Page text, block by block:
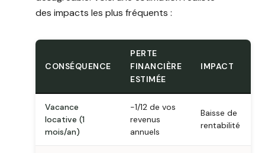
des impacts les plus fréquents :
CONSÉQUENCE
PERTE
FINANCIÈRE
ESTIMÉE
IMPACT
Vacance
locative (1
mois/an)
-1/12 de vos
revenus
annuels
Baisse de
rentabilité